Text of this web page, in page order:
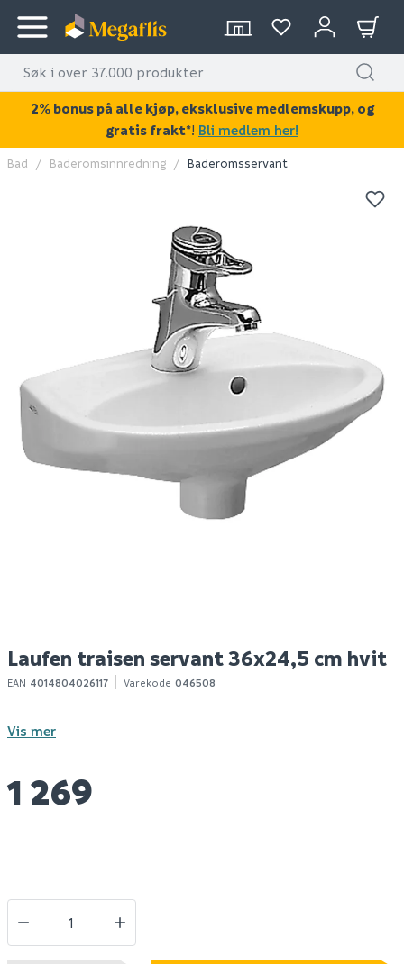
KAN DISSE VÆRE AV INTERESSE?
Ideal standard eurovit
45x35 hvit
Fix-pro avløpsrør 90 gr.
32 mm / 220-680mm
369
Bad Baderomsinnredning Baderomsservant
Laufen traisen servant 36x24,5 cm hvit
EAN 4014804026117 Varekode 046508
Vis mer
1 269
2% bonus på alle kjøp, eksklusive medlemskupp, og
gratis frakt*! Bli medlem her!